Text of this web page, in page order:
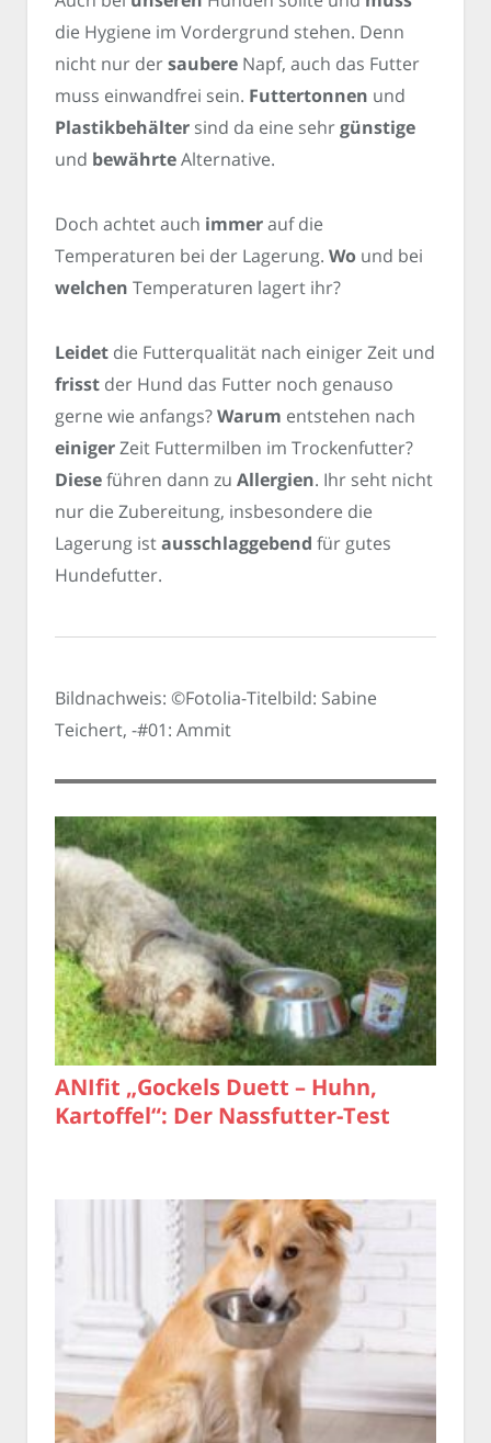
die Hygiene im Vordergrund stehen. Denn
nicht nur dersaubere Napf, auch das Futter
muss einwandfrei sein. Futtertonnen und
Plastikbehälter sind da eine sehrgünstige
und bewährteAlternative.
Doch achtet auch immerauf die
Temperaturen bei der Lagerung. Wo und bei
welchen Temperaturen lagert ihr?
Leidet die Futterqualität nach einiger Zeit und
frisst der Hund das Futter noch genauso
gerne wie anfangs?Warum entstehen nach
einigerZeit Futtermilben im Trockenfutter?
Dieseführen dann zu Allergien. Ihr seht nicht
nur die Zubereitung, insbesondere die
Lagerung istausschlaggebend für gutes
Hundefutter.
Bildnachweis: ©Fotolia-Titelbild: Sabine
Teichert, -#01: Ammit
ANIfit „Gockels Duett – Huhn,
Kartoffel“: Der Nassfutter-Test